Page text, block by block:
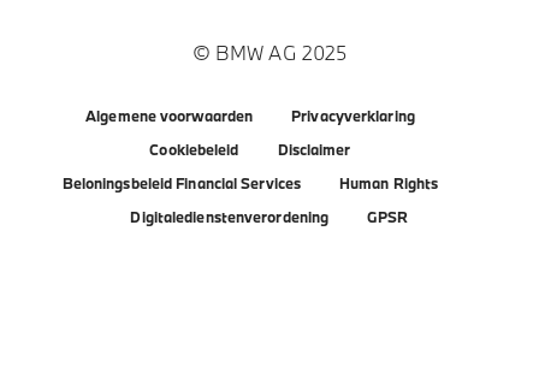
© BMW AG 2025
Algemene voorwaarden
Privacyverklaring
Cookiebeleid
Disclaimer
Beloningsbeleid Financial Services
Human Rights
Digitaledienstenverordening
GPSR